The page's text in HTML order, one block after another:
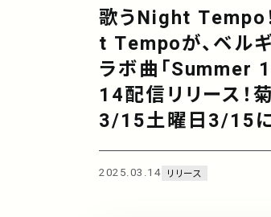
歌うNight Tempo
t Tempoが、ベル
ラボ曲「
14配信リリース！
3/15土曜日3/15に
2025.03.14 リリース